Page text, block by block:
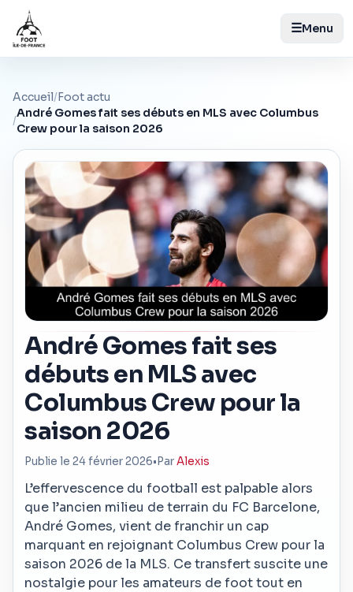
☰Menu
Accueil/Foot actu
/
André Gomes fait ses débuts en MLS avec Columbus
Crew pour la saison 2026
André Gomes fait ses
débuts en MLS avec
Columbus Crew pour la
saison 2026
Publie le 24 février 2026• ParAlexis
L’effervescence du football est palpable alors
que l’ancien milieu de terrain du FC Barcelone,
André Gomes, vient de franchir un cap
marquant en rejoignant Columbus Crew pour la
saison 2026 de la MLS. Ce transfert suscite une
nostalgie pour les amateurs de foot tout en